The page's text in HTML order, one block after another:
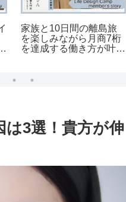
家族と10日間の離島旅
を楽しみながら月商7桁
を達成する働き方が叶い
ュー】
3選！貴方が伸